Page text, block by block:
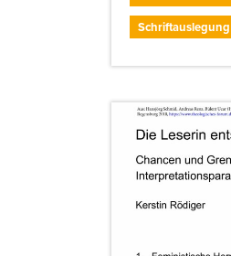
Schriftauslegung